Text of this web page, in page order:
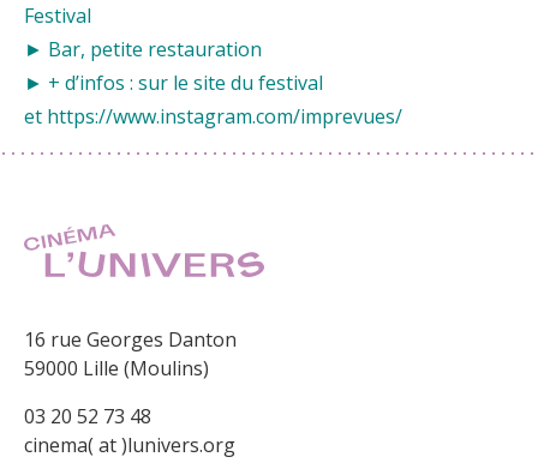
Festival
► Bar, petite restauration
► + d’infos : sur le site du festival
et https://www.instagram.com/imprevues/
16 rue Georges Danton
59000 Lille (Moulins)
03 20 52 73 48
cinema( at )lunivers.org